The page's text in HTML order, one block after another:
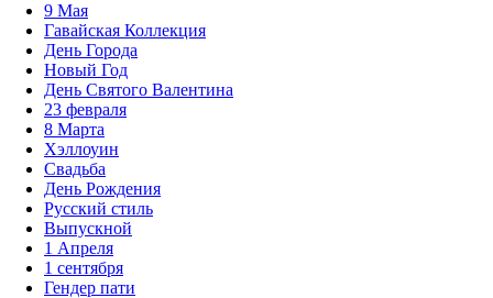
9 Мая
Гавайская Коллекция
День Города
Новый Год
День Святого Валентина
23 февраля
8 Марта
Хэллоуин
Свадьба
День Рождения
Русский стиль
Выпускной
1 Апреля
1 сентября
Гендер пати